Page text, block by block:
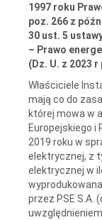
1997 roku
poz. 266 z
30 ust. 5
– Prawo
(Dz. U. z 2023 r
Właściciele
mają co do
której mowa w
Europejskiego i
2019 roku w
elektrycznej, z
elektrycznej w
przez PSE S.A.